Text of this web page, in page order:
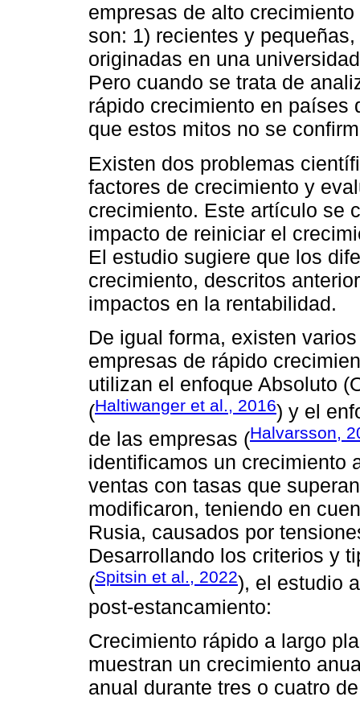
empresas de alto crecimiento
son: 1) recientes y
originadas en una
Pero cuando se trata de
rápido crecimiento en países
que estos mitos no se
Existen dos problemas
factores de crecimiento y
crecimiento. Este artículo se
impacto de reiniciar el
El estudio sugiere que los
crecimiento, descritos
impactos en la rentabilidad.
De igual forma, existen
empresas de rápido
utilizan el enfoque Absoluto
(Haltiwanger et al., 2016) y el
de las empresas (Halvarsson,
identificamos un crecimiento
ventas con tasas que
modificaron, teniendo en
Rusia, causados por
Desarrollando los criterios y
(Spitsin et al., 2022), el estudio
post-estancamiento:
Crecimiento rápido a largo
muestran un crecimiento
anual durante tres o cuatro